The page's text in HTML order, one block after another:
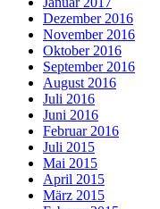
Dezember 2016
November 2016
Oktober 2016
September 2016
August 2016
Juli 2016
Juni 2016
Februar 2016
Juli 2015
Mai 2015
April 2015
März 2015